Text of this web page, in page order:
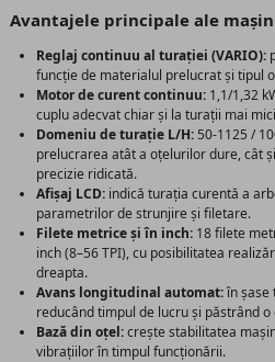
Avantajele principale ale
Reglaj continuu al turației (VARIO):
funcție de materialul prelucrat și tipul
Motor de curent continuu: 1,1/1,32
cuplu adecvat chiar și la turații mai
Domeniu de turație L/H: 50-1125 /
prelucrarea atât a oțelurilor dure, cât
precizie ridicată.
Afișaj LCD: indică turația curentă a
parametrilor de strunjire și filetare.
Filete metrice și în inch: 18 filete
inch (8–56 TPI), cu posibilitatea
dreapta.
Avans longitudinal automat:în șase
reducând timpul de lucru și păstrând
Bază din oțel:crește stabilitatea
vibrațiilor în timpul funcționării.